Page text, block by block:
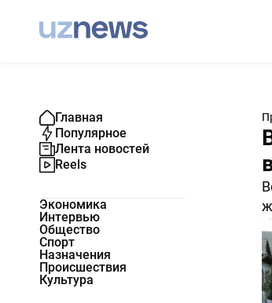
Главная
Популярное
Лента новостей
Reels
Экономика
Интервью
Общество
Спорт
Назначения
Происшествия
Культура